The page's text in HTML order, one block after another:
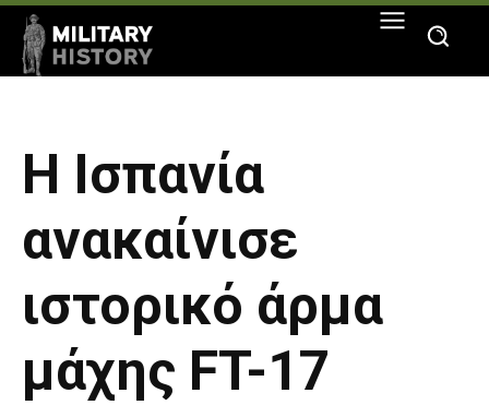
Η Ισπανία
ανακαίνισε
ιστορικό άρμα
μάχης FT-17